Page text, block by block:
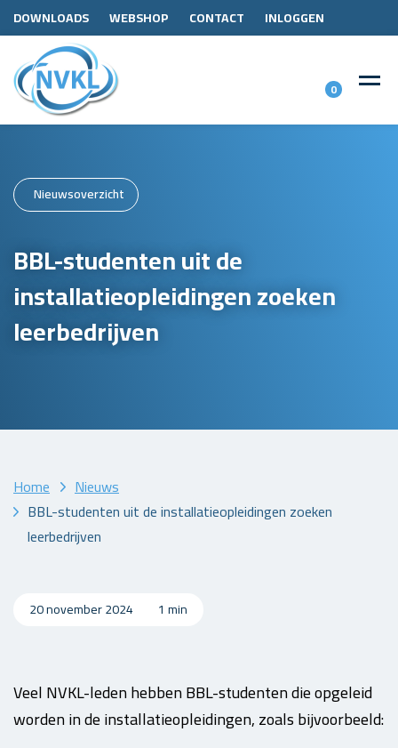
DOWNLOADS WEBSHOP CONTACT INLOGGEN
0
Nieuwsoverzicht
BBL-studenten uit de
installatieopleidingen zoeken
leerbedrijven
Home
Nieuws
BBL-studenten uit de installatieopleidingen zoeken
leerbedrijven
20 november 2024 1 min
Veel NVKL-leden hebben BBL-studenten die opgeleid
worden in de installatieopleidingen, zoals bijvoorbeeld: